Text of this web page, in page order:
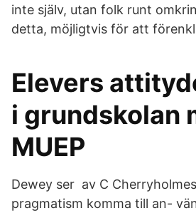
inte själv, utan folk runt
detta, möjligtvis för att
Elevers
i grundskolan
MUEP
Dewey ser av C
pragmatism komma till an-